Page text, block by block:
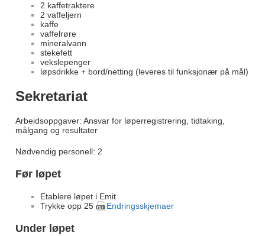
2 kaffetraktere
2 vaffeljern
kaffe
vaffelrøre
mineralvann
stekefett
vekslepenger
løpsdrikke + bord/netting (leveres til funksjonær på mål)
Sekretariat
Arbeidsoppgaver: Ansvar for løperregistrering, tidtaking,
målgang og resultater
Nødvendig personell: 2
Før løpet
Etablere løpet i Emit
Trykke opp 25
Endringsskjemaer
Under løpet